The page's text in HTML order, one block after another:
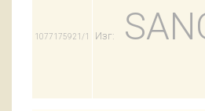
1077175921/1 Изг: